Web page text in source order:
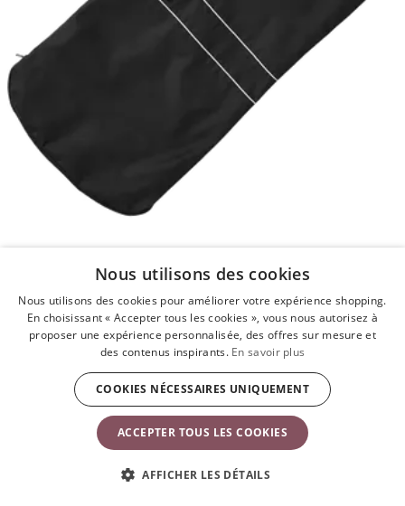
Sac de transport pour Transat
Noir
39,90 €
Nous utilisons des cookies
Nous utilisons des cookies pour améliorer votre expérience shopping.
En choisissant « Accepter tous les cookies », vous nous autorisez à
proposer une expérience personnalisée, des offres sur mesure et
des contenus inspirants. En savoir plus
ACCEPTER TOUS LES COOKIES
COOKIES NÉCESSAIRES UNIQUEMENT
AFFICHER LES DÉTAILS